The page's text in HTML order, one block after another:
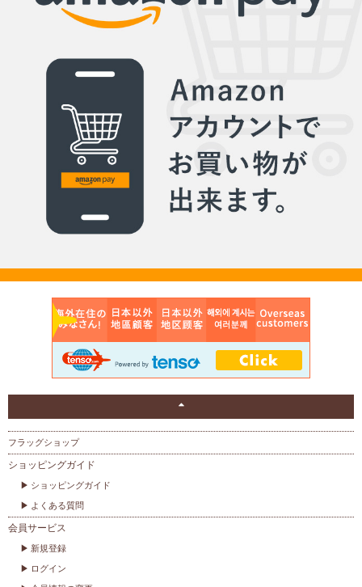
フラッグショップ
ショッピングガイド
ショッピングガイド
よくある質問
会員サービス
新規登録
ログイン